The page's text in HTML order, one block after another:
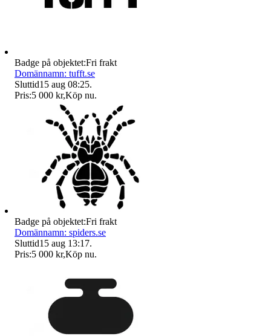
Badge på objektet:Fri frakt
Domännamn: tufft.se
Sluttid15 aug 08:25.
Pris:5 000 kr,Köp nu.
Badge på objektet:Fri frakt
Domännamn: spiders.se
Sluttid15 aug 13:17.
Pris:5 000 kr,Köp nu.